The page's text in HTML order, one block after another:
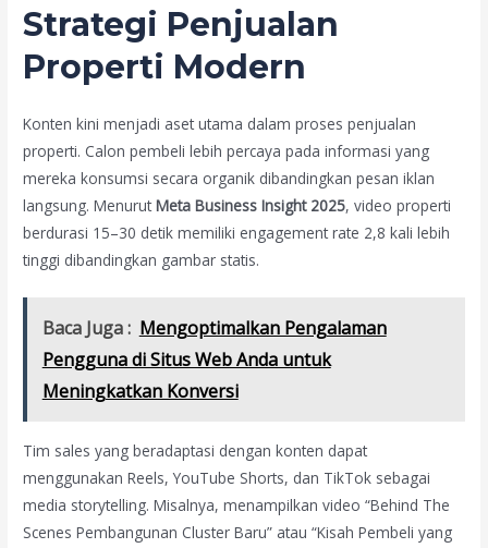
Strategi Penjualan
Properti Modern
Konten kini menjadi aset utama dalam proses penjualan
properti. Calon pembeli lebih percaya pada informasi yang
mereka konsumsi secara organik dibandingkan pesan iklan
langsung. MenurutMeta Business Insight 2025, video properti
berdurasi 15–30 detik memiliki engagement rate 2,8 kali lebih
tinggi dibandingkan gambar statis.
Baca Juga : Mengoptimalkan Pengalaman
Pengguna di Situs Web Anda untuk
Meningkatkan Konversi
Tim sales yang beradaptasi dengan konten dapat
menggunakan Reels, YouTube Shorts, dan TikTok sebagai
media storytelling. Misalnya, menampilkan video “Behind The
Scenes Pembangunan Cluster Baru” atau “Kisah Pembeli yang